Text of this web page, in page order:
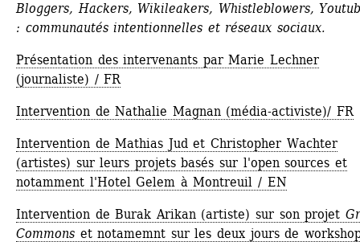
Bloggers, Hackers, Wikileakers, Whistleblowers,
: communautés intentionnelles et réseaux sociaux.
Présentation des intervenants par Marie Lechner
(journaliste) / FR
Intervention de Nathalie Magnan (média-activiste)/ FR
Intervention de Mathias Jud et Christopher Wachter
(artistes) sur leurs projets basés sur l'open sources et
notamment l'Hotel Gelem à Montreuil / EN
Intervention de Burak Arikan (artiste) sur son projet
Commons et notamemnt sur les deux jours de